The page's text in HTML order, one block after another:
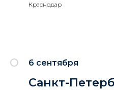
Краснодар
6 сентября
Санкт-